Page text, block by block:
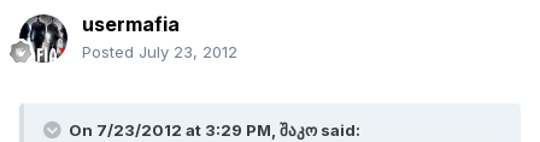
usermafia
Posted July 23, 2012
On 7/23/2012 at 3:29 PM, შაკო said: